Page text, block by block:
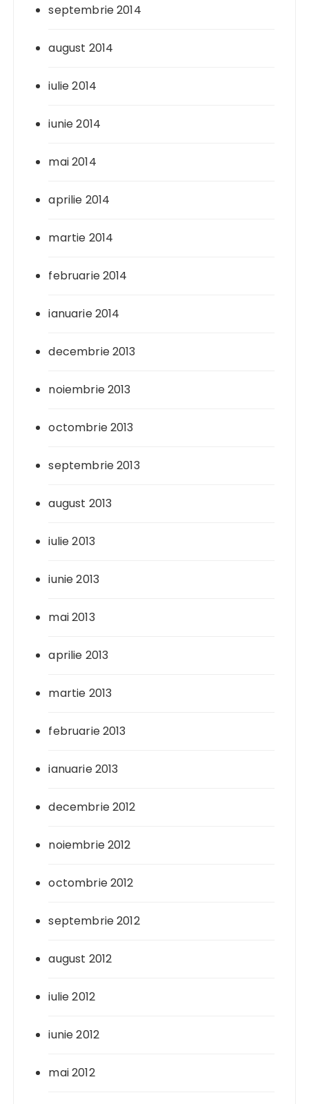
septembrie 2014
august 2014
iulie 2014
iunie 2014
mai 2014
aprilie 2014
martie 2014
februarie 2014
ianuarie 2014
decembrie 2013
noiembrie 2013
octombrie 2013
septembrie 2013
august 2013
iulie 2013
iunie 2013
mai 2013
aprilie 2013
martie 2013
februarie 2013
ianuarie 2013
decembrie 2012
noiembrie 2012
octombrie 2012
septembrie 2012
august 2012
iulie 2012
iunie 2012
mai 2012